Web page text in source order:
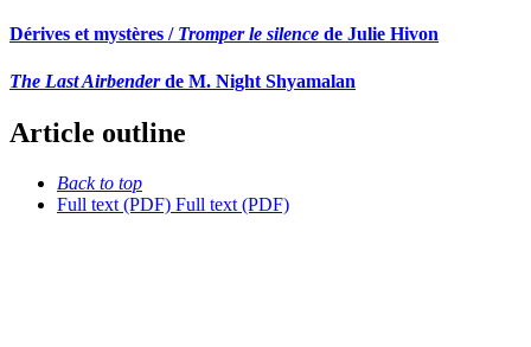
Dérives et mystères / Tromper le silence de Julie Hivon
The Last Airbenderde M. Night Shyamalan
Article outline
Back to top
Full text (PDF) Full text (PDF)